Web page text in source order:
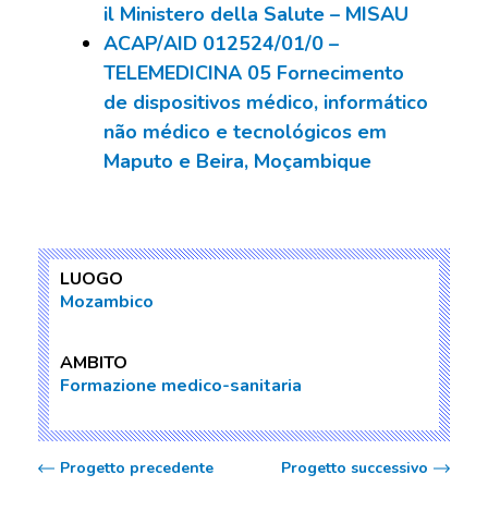
LUOGO
Mozambico
AMBITO
Formazione medico-sanitaria
Progetto precedente Progetto successivo
il Ministero della Salute – MISAU
ACAP/AID 012524/01/0 –
TELEMEDICINA 05 Fornecimento
de dispositivos médico, informático
não médico e tecnológicos em
Maputo e Beira, Moçambique